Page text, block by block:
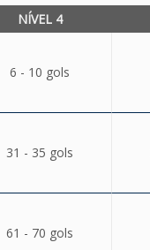
NÍVEL 4
6 - 10 gols
31 - 35 gols
61 - 70 gols